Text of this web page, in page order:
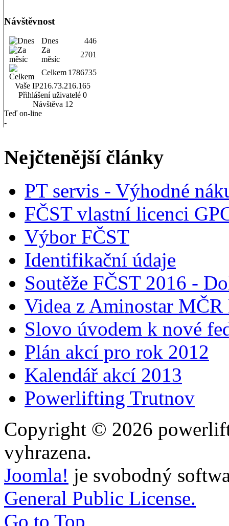
Návštěvnost
Dnes
446
Za
měsíc
2701
Celkem 1786735
Vaše IP216.73.216.165
Přihlášení uživatelé 0
Návštěva 12
Teď on-line
-
Nejčtenější články
PT servis - Výhodné
FČST vlastní licenci
Výbor FČST
Identifikační údaje
Soutěže FČST 2016 -
Videa z Aminostar MČR
Slovo úvodem k nové
Plán akcí pro rok 2012
Kalendář akcí 2013
Powerlifting Trutnov
Copyright © 2026
vyhrazena.
Joomla! je svobodný
General Public License.
Go to Top